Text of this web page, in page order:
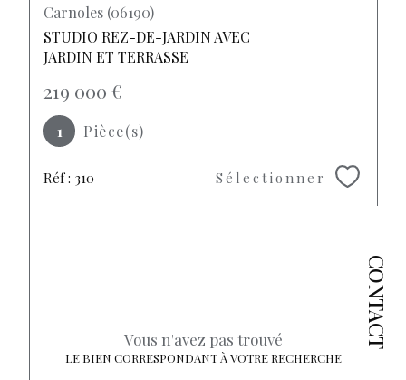
CONTACT
Carnoles (06190)
STUDIO REZ-DE-JARDIN AVEC
JARDIN ET TERRASSE
219 000 €
1 Pièce(s)
Réf : 310 Sélectionner
Vous n'avez pas trouvé
LE BIEN CORRESPONDANT À VOTRE RECHERCHE